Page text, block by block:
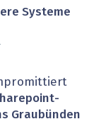
Systeme
Graubünden